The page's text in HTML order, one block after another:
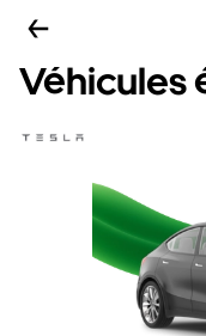
Véhicules